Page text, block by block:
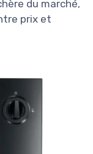
du marché,
prix et